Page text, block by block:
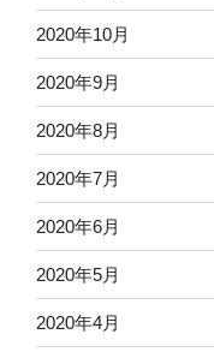
2020年10月
2020年9月
2020年8月
2020年7月
2020年6月
2020年5月
2020年4月